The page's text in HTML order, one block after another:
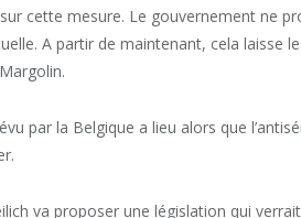
cette mesure. Le gouvernement ne
A partir de maintenant, cela laisse
par la Belgique a lieu alors que
va proposer une législation qui